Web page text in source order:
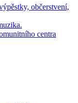
občerstvení,
centra